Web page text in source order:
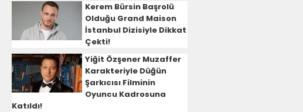
Kerem Bürsin Başrolü
Olduğu Grand Maison
İstanbul Dizisiyle Dikkat
Çekti!
Yiğit Özşener Muzaffer
Karakteriyle Düğün
Şarkıcısı Filminin
Oyuncu Kadrosuna
Katıldı!